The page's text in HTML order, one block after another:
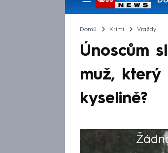
Domů Krimi Vraždy
Únoscům
muž, který
kyselině?
Výběr